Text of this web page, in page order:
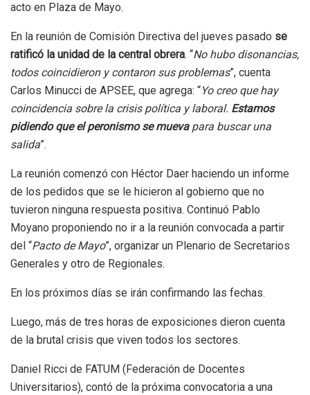
acto en Plaza de Mayo.
En la reunión de Comisión Directiva del jueves pasado se
ratificó la unidad de la central obrera. “No hubo disonancias,
todos coincidieron y contaron sus problemas”, cuenta
Carlos Minucci de APSEE, que agrega: “Yo creo que hay
coincidencia sobre la crisis política y laboral. Estamos
pidiendo que el peronismo se muevapara buscar una
salida”.
La reunión comenzó con Héctor Daer haciendo un informe
de los pedidos que se le hicieron al gobierno que no
tuvieron ninguna respuesta positiva. Continuó Pablo
Moyano proponiendo no ir a la reunión convocada a partir
del “Pacto de Mayo”, organizar un Plenario de Secretarios
Generales y otro de Regionales.
En los próximos días se irán confirmando las fechas.
Luego, más de tres horas de exposiciones dieron cuenta
de la brutal crisis que viven todos los sectores.
Daniel Ricci de FATUM (Federación de Docentes
Universitarios), contó de la próxima convocatoria a una